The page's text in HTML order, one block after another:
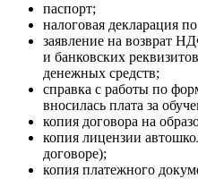
паспорт;
налоговая декларация
заявление на возврат
и банковских
денежных средств;
справка с работы по
вносилась плата за
копия договора на
копия лицензии
договоре);
копия платежного